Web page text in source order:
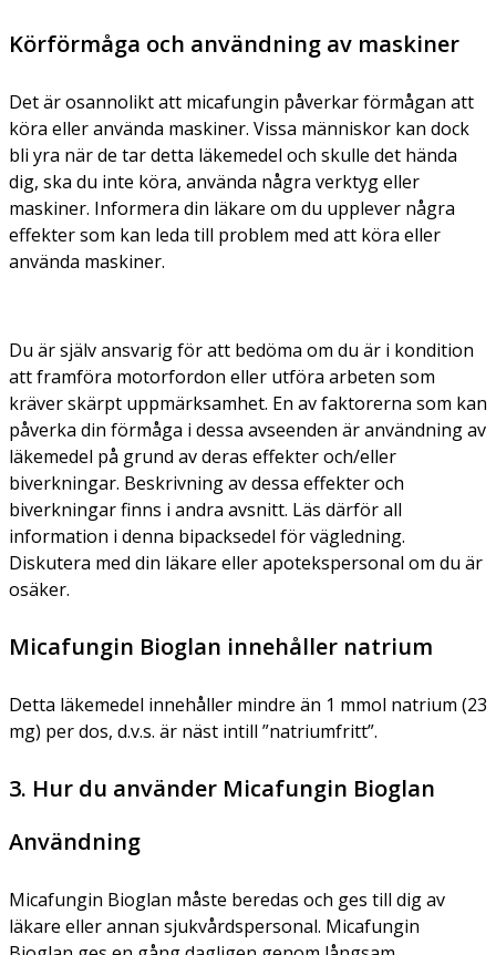
Körförmåga och användning av maskiner
Det är osannolikt att micafungin påverkar förmågan att
köra eller använda maskiner. Vissa människor kan dock
bli yra när de tar detta läkemedel och skulle det hända
dig, ska du inte köra, använda några verktyg eller
maskiner. Informera din läkare om du upplever några
effekter som kan leda till problem med att köra eller
använda maskiner.
Du är själv ansvarig för att bedöma om du är i kondition
att framföra motorfordon eller utföra arbeten som
kräver skärpt uppmärksamhet. En av faktorerna som kan
påverka din förmåga i dessa avseenden är användning av
läkemedel på grund av deras effekter och/eller
biverkningar. Beskrivning av dessa effekter och
biverkningar finns i andra avsnitt. Läs därför all
information i denna bipacksedel för vägledning.
Diskutera med din läkare eller apotekspersonal om du är
osäker.
Micafungin Bioglan innehåller natrium
Detta läkemedel innehåller mindre än 1 mmol natrium (23
mg) per dos, d.v.s. är näst intill ”natriumfritt”.
3. Hur du använder Micafungin Bioglan
Användning
Micafungin Bioglan måste beredas och ges till dig av
läkare eller annan sjukvårdspersonal. Micafungin